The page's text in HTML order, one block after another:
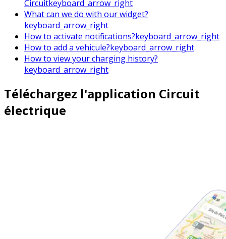
Circuitkeyboard_arrow_right
What can we do with our widget?
keyboard_arrow_right
How to activate notifications?keyboard_arrow_right
How to add a vehicule?keyboard_arrow_right
How to view your charging history?
keyboard_arrow_right
Téléchargez l'application Circuit
électrique